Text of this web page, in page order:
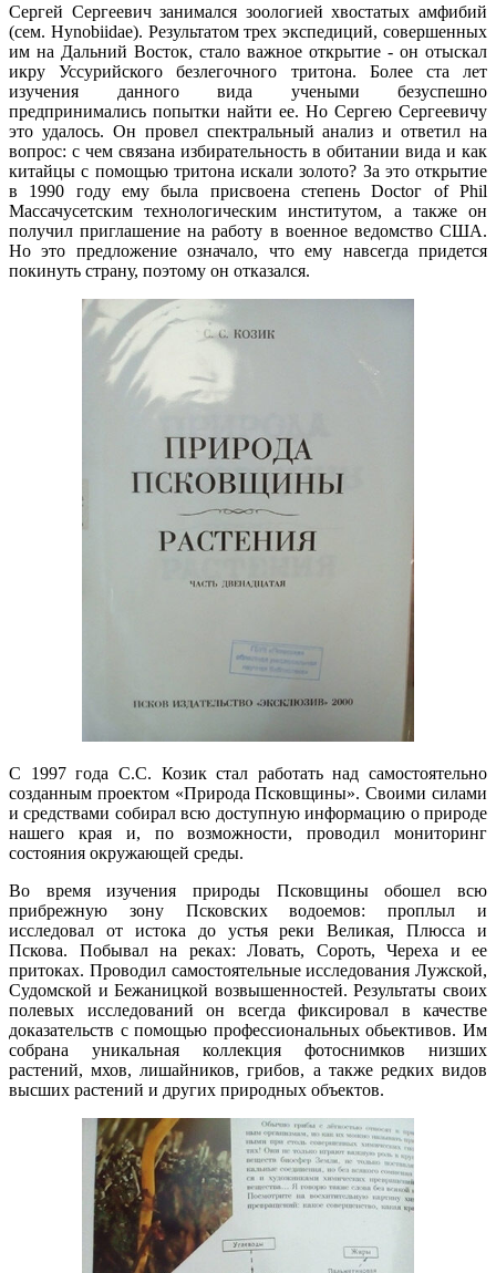
Сергей Сергеевич занимался зоологией хвостатых амфибий
(сем. Hynobiidae). Результатом трех экспедиций, совершенных
им на Дальний Восток, стало важное открытие - он отыскал
икру Уссурийского безлегочного тритона. Более ста лет
изучения данного вида учеными безуспешно
предпринимались попытки найти ее. Но Сергею Сергеевичу
это удалось. Он провел спектральный анализ и ответил на
вопрос: с чем связана избирательность в обитании вида и как
китайцы с помощью тритона искали золото? За это открытие
в 1990 году ему была присвоена степень Dосtог оf Рhil
Массачусетским технологическим институтом, а также он
получил приглашение на работу в военное ведомство США.
Но это предложение означало, что ему навсегда придется
покинуть страну, поэтому он отказался.
С 1997 года С.С. Козик стал работать над самостоятельно
созданным проектом «Природа Псковщины». Своими силами
и средствами собирал всю доступную информацию о природе
нашего края и, по возможности, проводил мониторинг
состояния окружающей среды.
Во время изучения природы Псковщины обошел всю
прибрежную зону Псковских водоемов: проплыл и
исследовал от истока до устья реки Великая, Плюсса и
Пскова. Побывал на реках: Ловать, Сороть, Череха и ее
притоках. Проводил самостоятельные исследования Лужской,
Судомской и Бежаницкой возвышенностей. Результаты своих
полевых исследований он всегда фиксировал в качестве
доказательств с помощью профессиональных обьективов. Им
собрана уникальная коллекция фотоснимков низших
растений, мхов, лишайников, грибов, а также редких видов
высших растений и других природных объектов.